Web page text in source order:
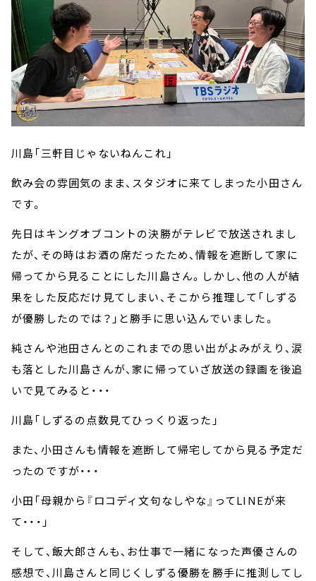
川島「三軒目じゃないねんこれ」
飲み会の雰囲気のまま、スタジオに来てしまった小田さん
です。
先日はキングオブコントの決勝がテレビで放送されまし
たが、その時はお酒の席だったため、情報を遮断して家に
帰ってから見ることにした川島さん。しかし、他の人が結
果をした反応だけ見てしまい、そこから推理して「しずる
が優勝したのでは？」と勝手に思い込んでいました。
純さんや池田さんとのこれまでの思い出がよみがえり、涙
も落とした川島さんが、家に帰っていざ放送の録画を後追
いで見てみると・・・
川島「しずるの点数見てひっくり返った」
また、小田さんも情報を遮断して帰宅してから見る予定だ
ったのですが・・・
小田「母親から『ロコディ文句なしやな』ってLINEが来
て・・・」
そして、飯大郎さんも、お仕事で一緒になった声優さんの
感想で、川島さんと同じくしずる優勝を勝手に推測してし